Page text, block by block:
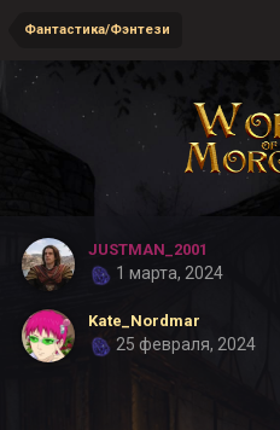
Фантастика/Фэнтези
JUSTMAN_2001
1 марта, 2024
Kate_Nordmar
25 февраля, 2024